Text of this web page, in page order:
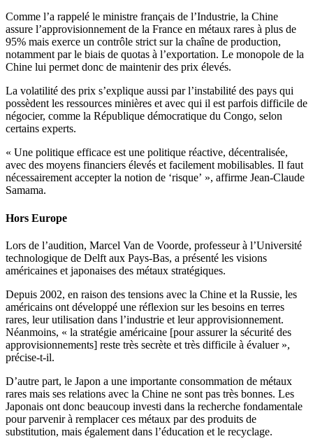
Comme l’a rappelé le ministre français de l’Industrie, la Chine
assure l’approvisionnement de la France en métaux rares à plus de
95% mais exerce un contrôle strict sur la chaîne de production,
notamment par le biais de quotas à l’exportation. Le monopole de la
Chine lui permet donc de maintenir des prix élevés.
La volatilité des prix s’explique aussi par l’instabilité des pays qui
possèdent les ressources minières et avec qui il est parfois difficile de
négocier, comme la République démocratique du Congo, selon
certains experts.
« Une politique efficace est une politique réactive, décentralisée,
avec des moyens financiers élevés et facilement mobilisables. Il faut
nécessairement accepter la notion de ‘risque’ », affirme Jean-Claude
Samama.
Hors Europe
Lors de l’audition, Marcel Van de Voorde, professeur à l’Université
technologique de Delft aux Pays-Bas, a présenté les visions
américaines et japonaises des métaux stratégiques.
Depuis 2002, en raison des tensions avec la Chine et la Russie, les
américains ont développé une réflexion sur les besoins en terres
rares, leur utilisation dans l’industrie et leur approvisionnement.
Néanmoins, « la stratégie américaine [pour assurer la sécurité des
approvisionnements] reste très secrète et très difficile à évaluer »,
précise-t-il.
D’autre part, le Japon a une importante consommation de métaux
rares mais ses relations avec la Chine ne sont pas très bonnes. Les
Japonais ont donc beaucoup investi dans la recherche fondamentale
pour parvenir à remplacer ces métaux par des produits de
substitution, mais également dans l’éducation et le recyclage.